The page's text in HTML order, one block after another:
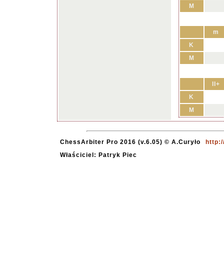
M
m
K
M
II+
K
M
ChessArbiter Pro 2016 (v.6.05) © A.Curyło
Właściciel: Patryk Piec